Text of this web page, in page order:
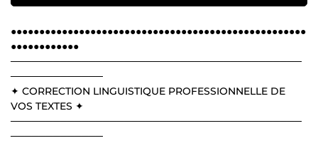
●●●●●●●●●●●●●●●●●●●●●●●●●●●●●●●●●●●●●●●●●●●●●●●●●●●●
●●●●●●●●●●●●
─────────────────────────────────────────
─────────────
✦ CORRECTION LINGUISTIQUE PROFESSIONNELLE DE
VOS TEXTES ✦
─────────────────────────────────────────
─────────────